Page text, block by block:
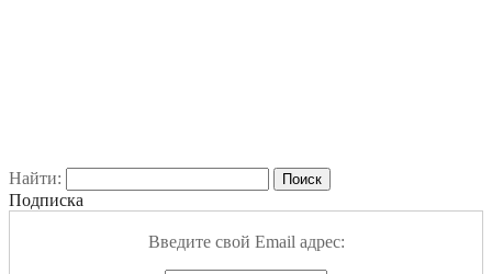
Найти:
Подписка
Введите свой Email адрес: